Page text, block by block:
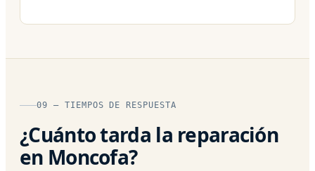
09 — TIEMPOS DE RESPUESTA
¿Cuánto tarda la reparación
en Moncofa?